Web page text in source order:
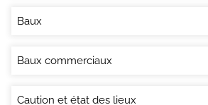
Baux
Baux commerciaux
Caution et état des lieux